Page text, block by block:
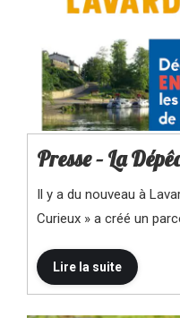
Presse – La
Il y a du nouveau à
Curieux » a créé un